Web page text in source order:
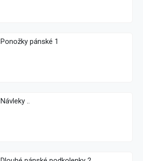
Ponožky pánské 1
Návleky ..